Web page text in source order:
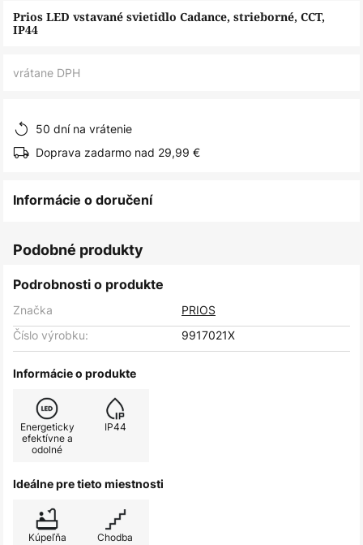
Preskočiť
na
galérie
Prios LED vstavané svietidlo Cadance, strieborné, CCT,
IP44
vrátane DPH
50 dní na vrátenie
Doprava zadarmo nad 29,99 €
Informácie o doručení
Podobné produkty
Podrobnosti o produkte
Značka
PRIOS
Číslo výrobku:
9917021X
Informácie o produkte
Energeticky
efektívne a
odolné
IP44
Ideálne pre tieto miestnosti
Kúpeľňa Chodba